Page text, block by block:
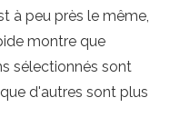
à peu près le même,
montre que
sélectionnés sont
d'autres sont plus